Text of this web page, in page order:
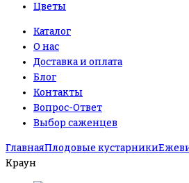
Цветы
Каталог
О нас
Доставка и оплата
Блог
Контакты
Вопрос-Ответ
Выбор саженцев
ГлавнаяПлодовые кустарники
Краун